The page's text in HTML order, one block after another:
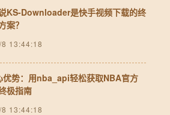
KS-Downloader是快手视频下载的终
案？
13:44:18
优势：用nba_api轻松获取NBA官方
极指南
13:44:18